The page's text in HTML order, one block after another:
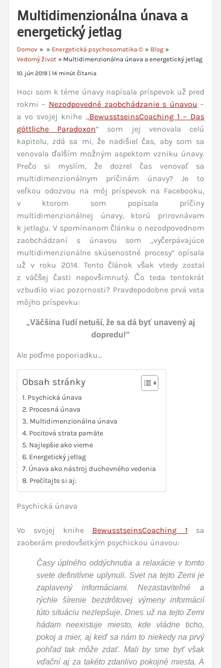
Multidimenzionálna únava a
energetický jetlag
Domov Energetická psychosomatika ©
Blog
Vedomý život
Multidimenzionálna únava a energetický jetlag
10. jún 2019 14 minút čítania
Hoci som k téme únavy napísala príspevok už pred
rokmi – Nezodpovedné zaobchádzanie s únavou –
a vo svojej knihe „BewusstseinsCoaching 1 – Das
göttliche Paradoxon“ som jej venovala celú
kapitolu, zdá sa mi, že nadišiel čas, aby som sa
venovala ďalším možným aspektom vzniku únavy.
Prečo si myslím, že dozrel čas venovať sa
multidimenzionálnym príčinám únavy? Je to
veľkou odozvou na môj príspevok na Facebooku,
v ktorom som popísala príčiny
multidimenzionálnej únavy, ktorú prirovnávam
k jetlagu. V spomínanom článku o nezodpovednom
zaobchádzaní s únavou som „vyčerpávajúce
multidimenzionálne skúsenostné procesy“ opísala
už v roku 2014. Tento článok však vtedy zostal
z väčšej časti nepovšimnutý. Čo teda tentokrát
vzbudilo viac pozornosti? Pravdepodobne prvá veta
môjho príspevku:
„Väčšina ľudí netuší, že sa dá byť unavený aj
dopredu!“
Ale poďme poporiadku…
Obsah stránky
Psychická únava
Procesná únava
Multidimenzionálna únava
Pocitová strata pamäte
Najlepšie ako vieme
Energetický jetlag
Únava ako nástroj duchovného vedenia
Prečítajte si aj:
Psychická únava
Vo svojej knihe BewusstseinsCoaching 1 sa
zaoberám predovšetkým psychickou únavou:
Časy úplného oddýchnutia a relaxácie v tomto
svete definitívne uplynuli. Svet na tejto Zemi je
zaplavený informáciami. Nezastaviteľné a
rýchle šírenie bezdrôtovej výmeny informácií
túto situáciu nezlepšuje. Dnes už na tejto Zemi
hádam neexistuje miesto, kde vládne ticho,
pokoj a mier, aj keď sa nám to niekedy na prvý
pohľad tak môže zdať. Mali by sme byť však
vďační aj za takéto zdanlivo pokojné miesta. A